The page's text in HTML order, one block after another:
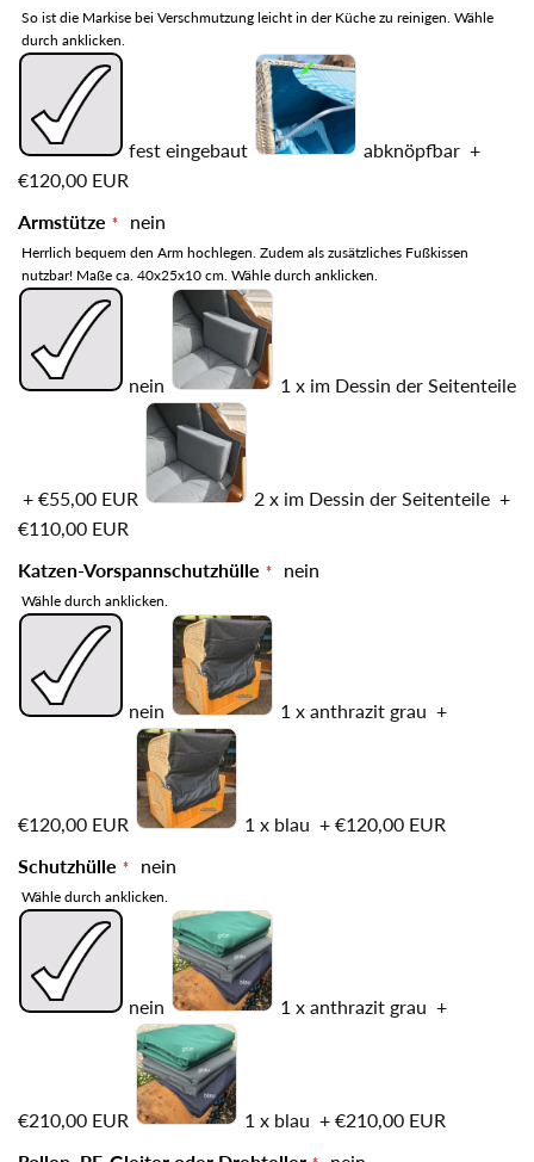
So ist die Markise bei Verschmutzung leicht in der Küche zu reinigen. Wähle
durch anklicken.
fest eingebaut abknöpfbar +
€120,00 EUR
Armstütze
nein
Herrlich bequem den Arm hochlegen. Zudem als zusätzliches Fußkissen
nutzbar! Maße ca. 40x25x10 cm. Wähle durch anklicken.
nein 1 x im Dessin der Seitenteile
+ €55,00 EUR 2 x im Dessin der Seitenteile +
€110,00 EUR
Katzen-Vorspannschutzhülle
nein
Wähle durch anklicken.
nein 1 x anthrazit grau +
€120,00 EUR 1 x blau + €120,00 EUR
Schutzhülle
nein
Wähle durch anklicken.
nein 1 x anthrazit grau +
€210,00 EUR 1 x blau + €210,00 EUR